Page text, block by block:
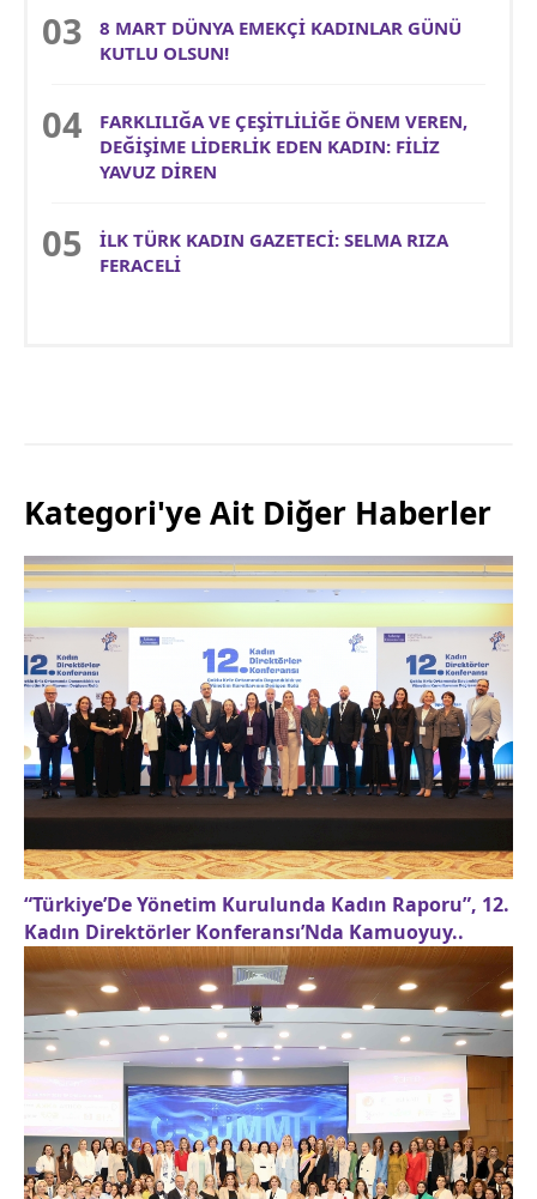
8 MART DÜNYA EMEKÇİ KADINLAR GÜNÜ
KUTLU OLSUN!
FARKLILIĞA VE ÇEŞİTLİLİĞE ÖNEM VEREN,
DEĞİŞİME LİDERLİK EDEN KADIN: FİLİZ
YAVUZ DİREN
İLK TÜRK KADIN GAZETECİ: SELMA RIZA
FERACELİ
Kategori'ye Ait Diğer Haberler
“Türkiye’De Yönetim Kurulunda Kadın Raporu”, 12.
Kadın Direktörler Konferansı’Nda Kamuoyuy..